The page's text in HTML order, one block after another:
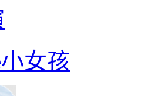
小女孩